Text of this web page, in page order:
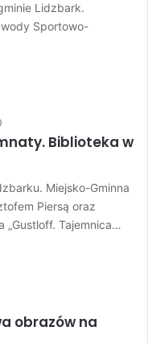
Lidzbark.
Sportowo-
Biblioteka w
Miejsko-Gminna
Piersą oraz
„Gustloff. Tajemnica…
obrazów na